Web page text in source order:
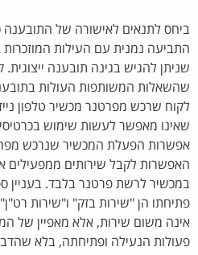
ביחס לתנאים לאישורה של התובענה
התביעה נמנית עם העילות המוזכרות
שניתן להגיש בגינה תובענה
שהשאלות המשותפות העולות
לקוח שרכש מפרטנר מכשיר טלפון
אפשרות הפעלת המכשיר שנרכש
האפשרות לקבל שירותים ממפעילים
במכשיר לרשת פרטנר בלבד. בעניין
פתיחתו הן "שירות בזק" ו"שירות
אינה משום שירות, אלא מאפיין של
פעולות הנעילה ופתיחתה, בלא